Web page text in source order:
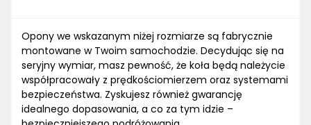
Opony we wskazanym niżej rozmiarze są fabrycznie
montowane w Twoim samochodzie. Decydując się na
seryjny wymiar, masz pewność, że koła będą należycie
współpracowały z prędkościomierzem oraz systemami
bezpieczeństwa. Zyskujesz również gwarancję
idealnego dopasowania, a co za tym idzie –